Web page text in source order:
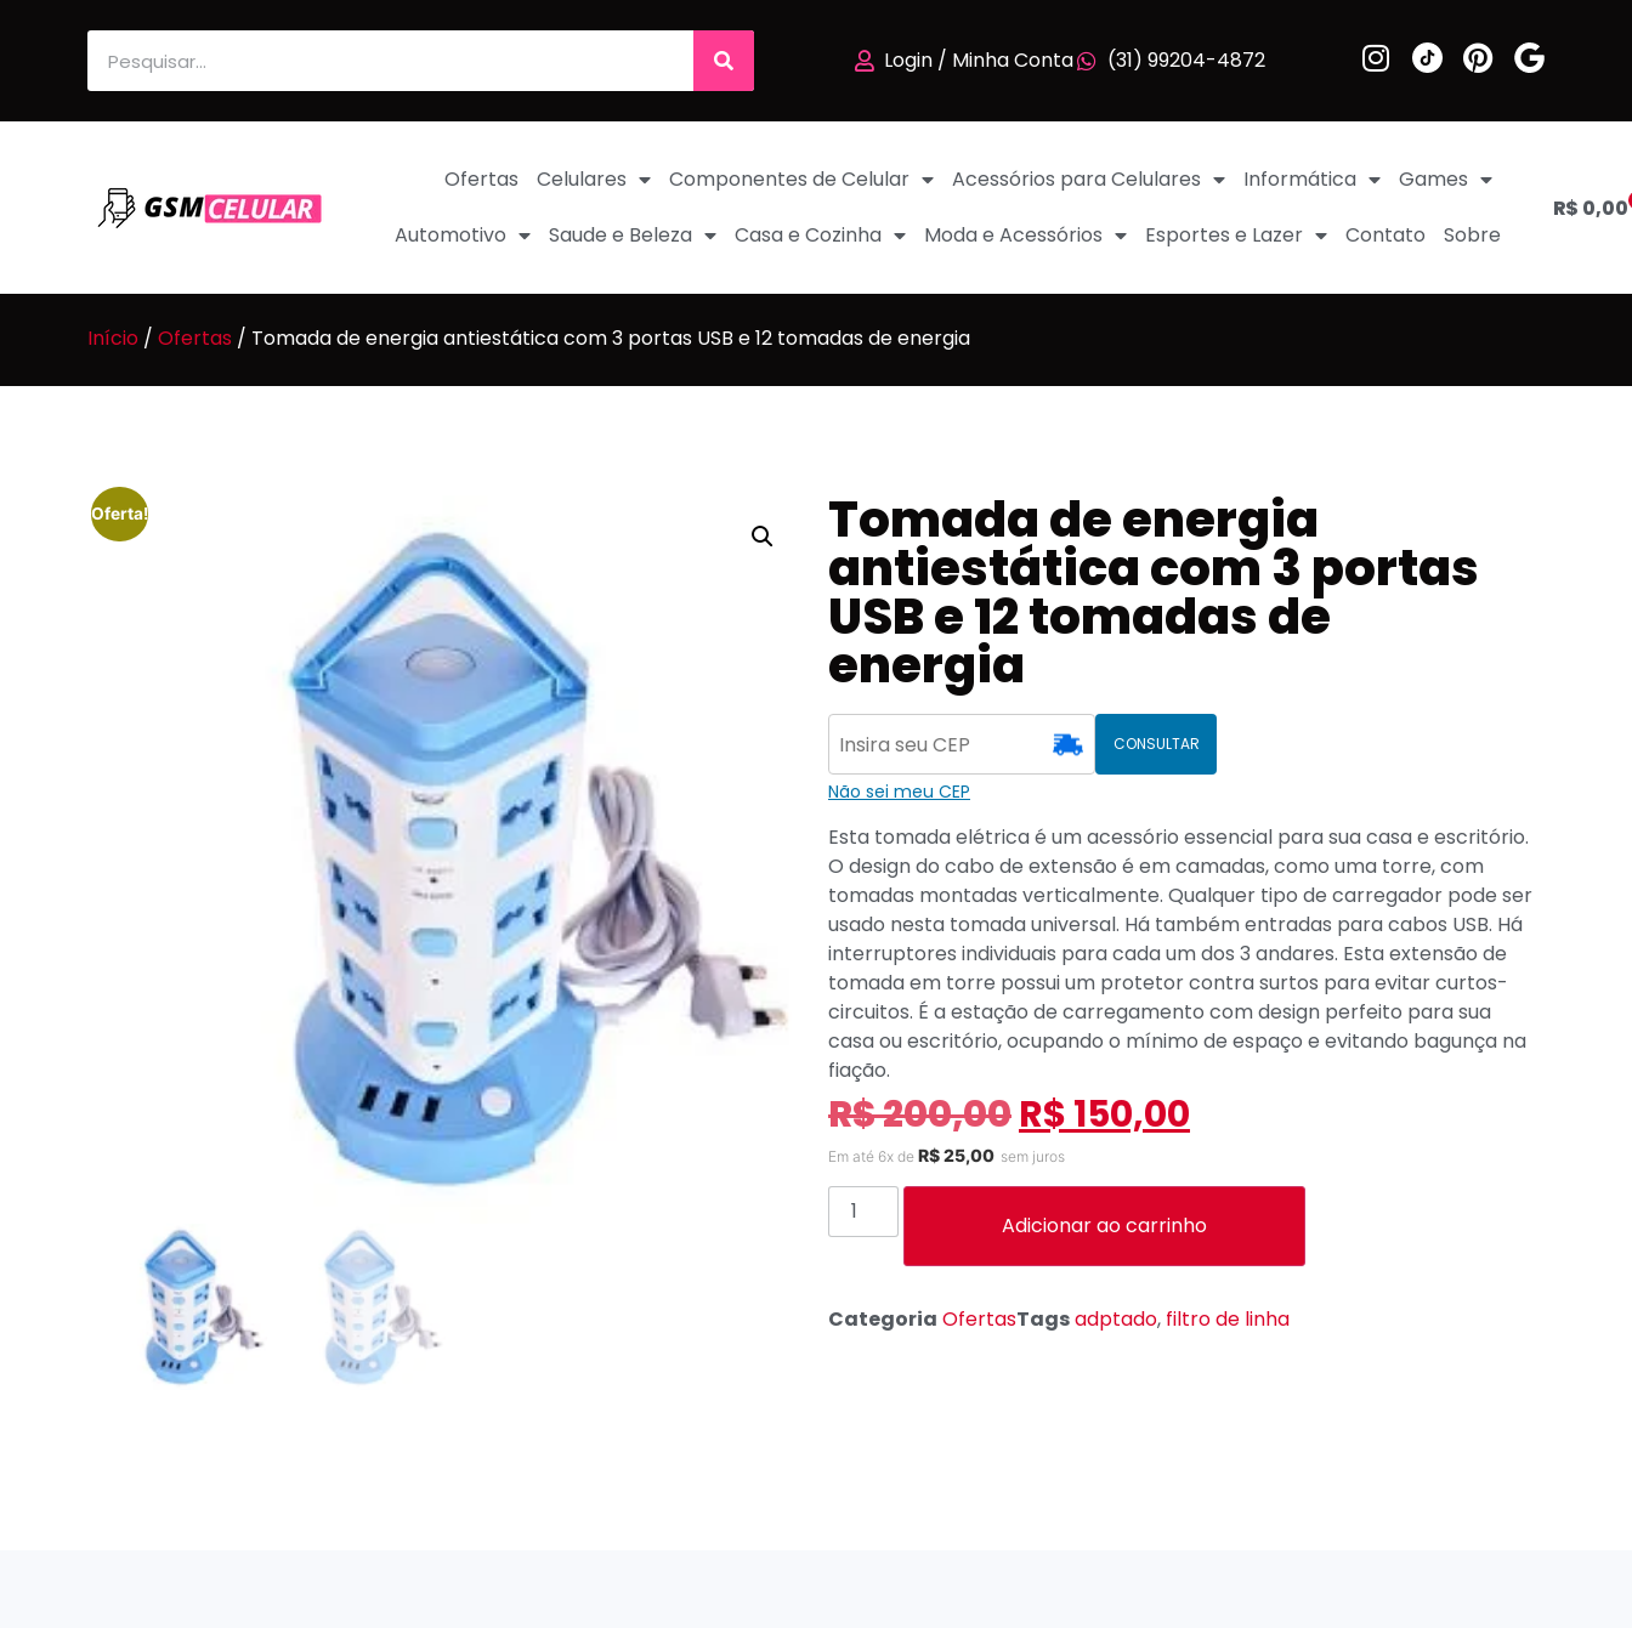
Login / Minha Conta (31) 99204-4872
Ofertas Celulares Componentes de Celular Acessórios para Celulares Informática
Games
Automotivo
Saude e Beleza Casa e Cozinha Moda e Acessórios Esportes e Lazer Contato Sobre
R$ 0,00
Início / Ofertas / Tomada de energia antiestática com 3 portas USB e 12 tomadas de energia
Oferta! Tomada de energia
antiestática com 3 portas
USB e 12 tomadas de
energia
CONSULTAR
Não sei meu CEP
Esta tomada elétrica é um acessório essencial para sua casa e escritório.
O design do cabo de extensão é em camadas, como uma torre, com
tomadas montadas verticalmente. Qualquer tipo de carregador pode ser
usado nesta tomada universal. Há também entradas para cabos USB. Há
interruptores individuais para cada um dos 3 andares. Esta extensão de
tomada em torre possui um protetor contra surtos para evitar curtos-
circuitos. É a estação de carregamento com design perfeito para sua
casa ou escritório, ocupando o mínimo de espaço e evitando bagunça na
fiação.
R$200,00R$150,00
Em até 6x de R$25,00 sem juros
Adicionar ao carrinho
Categoria OfertasTagsadptado, filtro de linha